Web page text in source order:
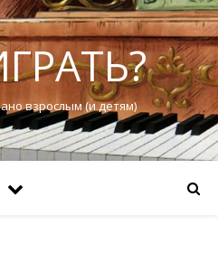
взрослым (и детям)